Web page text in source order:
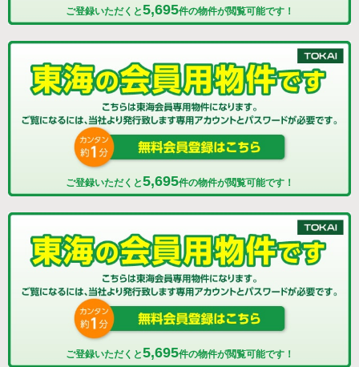
ご登録いただくと5,695件の物件が閲覧可能です！
ご登録いただくと5,695件の物件が閲覧可能です！
ご登録いただくと5,695件の物件が閲覧可能です！